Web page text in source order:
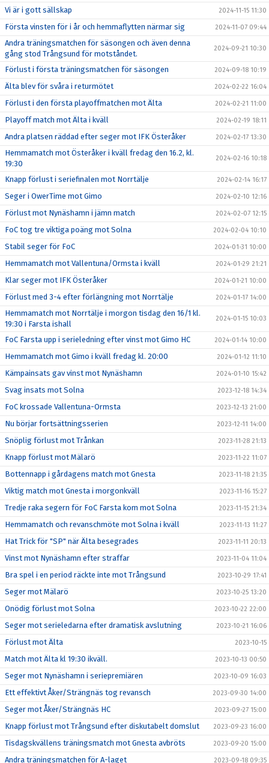
Vi är i gott sällskap 2024-11-15 11:30
Första vinsten för i år och hemmaflytten närmar sig 2024-11-07 09:44
Andra träningsmatchen för säsongen och även denna
gång stod Trångsund för motståndet.
2024-09-21 10:30
Förlust i första träningsmatchen för säsongen 2024-09-18 10:19
Älta blev för svåra i returmötet 2024-02-22 16:04
Förlust i den första playoffmatchen mot Älta 2024-02-21 11:00
Playoff match mot Älta i kväll 2024-02-19 18:11
Andra platsen räddad efter seger mot IFK Österåker 2024-02-17 13:30
Hemmamatch mot Österåker i kväll fredag den 16.2, kl.
19:30
2024-02-16 10:18
Knapp förlust i seriefinalen mot Norrtälje 2024-02-14 16:17
Seger i OwerTime mot Gimo 2024-02-10 12:16
Förlust mot Nynäshamn i jämn match 2024-02-07 12:15
FoC tog tre viktiga poäng mot Solna 2024-02-04 10:10
Stabil seger för FoC 2024-01-31 10:00
Hemmamatch mot Vallentuna/Ormsta i kväll 2024-01-29 21:21
Klar seger mot IFK Österåker 2024-01-21 10:00
Förlust med 3-4 efter förlängning mot Norrtälje 2024-01-17 14:00
Hemmamatch mot Norrtälje i morgon tisdag den 16/1 kl.
19:30 i Farsta ishall
2024-01-15 10:03
FoC Farsta upp i serieledning efter vinst mot Gimo HC 2024-01-14 10:00
Hemmamatch mot Gimo i kväll fredag kl. 20:00 2024-01-12 11:10
Kämpainsats gav vinst mot Nynäshamn 2024-01-10 15:42
Svag insats mot Solna 2023-12-18 14:34
FoC krossade Vallentuna-Ormsta 2023-12-13 21:00
Nu börjar fortsättningsserien 2023-12-11 14:00
Snöplig förlust mot Trånkan 2023-11-28 21:13
Knapp förlust mot Mälarö 2023-11-22 11:07
Bottennapp i gårdagens match mot Gnesta 2023-11-18 21:35
Viktig match mot Gnesta i morgonkväll 2023-11-16 15:27
Tredje raka segern för FoC Farsta kom mot Solna 2023-11-15 21:34
Hemmamatch och revanschmöte mot Solna i kväll 2023-11-13 11:27
Hat Trick för "SP" när Älta besegrades 2023-11-11 20:13
Vinst mot Nynäshamn efter straffar 2023-11-04 11:04
Bra spel i en period räckte inte mot Trångsund 2023-10-29 17:41
Seger mot Mälarö 2023-10-25 13:20
Onödig förlust mot Solna 2023-10-22 22:00
Seger mot serieledarna efter dramatisk avslutning 2023-10-21 16:06
Förlust mot Älta 2023-10-15
Match mot Älta kl 19:30 ikväll. 2023-10-13 00:50
Seger mot Nynäshamn i seriepremiären 2023-10-09 16:03
Ett effektivt Åker/Strängnäs tog revansch 2023-09-30 14:00
Seger mot Åker/Strängnäs HC 2023-09-27 15:00
Knapp förlust mot Trångsund efter diskutabelt domslut 2023-09-23 16:00
Tisdagskvällens träningsmatch mot Gnesta avbröts 2023-09-20 15:00
Andra träningsmatchen för A-laget 2023-09-18 09:35